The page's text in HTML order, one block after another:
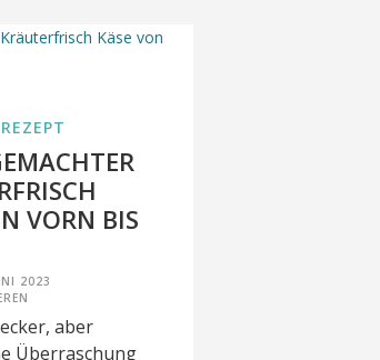
VORN BIS
2023
aber
Überraschung